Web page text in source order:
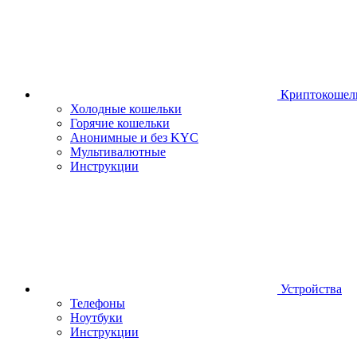
Холодные кошельки
Горячие кошельки
Анонимные и без KYC
Мультивалютные
Инструкции
Устройства
Телефоны
Ноутбуки
Инструкции